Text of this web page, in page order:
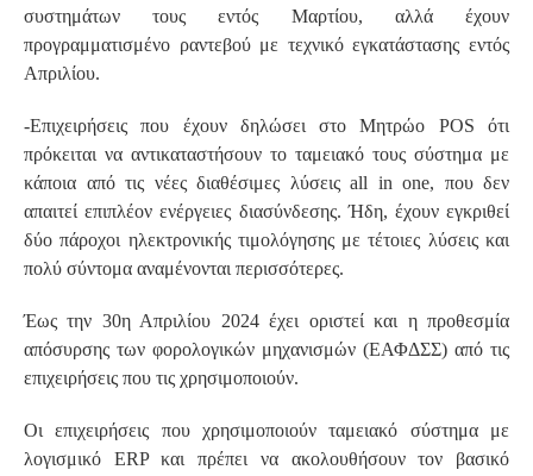
συστημάτων τους εντός Μαρτίου, αλλά έχουν
προγραμματισμένο ραντεβού με τεχνικό εγκατάστασης εντός
Απριλίου.
-Επιχειρήσεις που έχουν δηλώσει στο Μητρώο POS ότι
πρόκειται να αντικαταστήσουν το ταμειακό τους σύστημα με
κάποια από τις νέες διαθέσιμες λύσεις all in one, που δεν
απαιτεί επιπλέον ενέργειες διασύνδεσης. Ήδη, έχουν εγκριθεί
δύο πάροχοι ηλεκτρονικής τιμολόγησης με τέτοιες λύσεις και
πολύ σύντομα αναμένονται περισσότερες.
Έως την 30η Απριλίου 2024 έχει οριστεί και η προθεσμία
απόσυρσης των φορολογικών μηχανισμών (ΕΑΦΔΣΣ) από τις
επιχειρήσεις που τις χρησιμοποιούν.
Οι επιχειρήσεις που χρησιμοποιούν ταμειακό σύστημα με
λογισμικό ERP και πρέπει να ακολουθήσουν τον βασικό